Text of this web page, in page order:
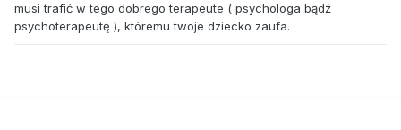
musi trafić w tego dobrego terapeute ( psychologa bądź
psychoterapeutę ), któremu twoje dziecko zaufa.